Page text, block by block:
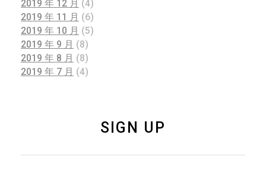
2019 年 12 月 (4)
2019 年 11 月 (6)
2019 年 10 月 (5)
2019 年 9 月 (8)
2019 年 8 月 (8)
2019 年 7 月 (4)
SIGN UP